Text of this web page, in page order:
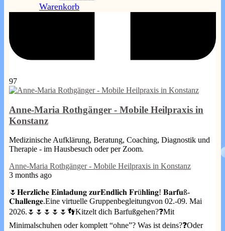
Warenkorb
97
Anne-Maria Rothgänger - Mobile Heilpraxis in
Konstanz
Medizinische Aufklärung, Beratung, Coaching, Diagnostik und
Therapie - im Hausbesuch oder per Zoom.
Anne-Maria Rothgänger - Mobile Heilpraxis in Konstanz
3 months ago
🌷𝐇𝐞𝐫𝐳𝐥𝐢𝐜𝐡𝐞 𝐄𝐢𝐧𝐥𝐚𝐝𝐮𝐧𝐠 𝐳𝐮𝐫𝐄𝐧𝐝𝐥𝐢𝐜𝐡 𝐅𝐫ü𝐡𝐥𝐢𝐧𝐠! 𝐁𝐚𝐫𝐟𝐮ß-
𝐂𝐡𝐚𝐥𝐥𝐞𝐧𝐠𝐞.Eine virtuelle Gruppenbegleitungvon 02.-09. Mai
2026. 🌷🌷🌷🌷🌷 👣Kitzelt dich Barfußgehen?❓Mit
Minimalschuhen oder komplett “ohne”? Was ist deins?❓Oder